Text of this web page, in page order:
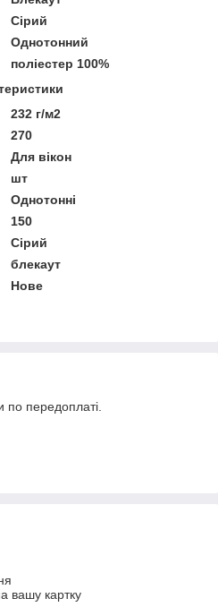
Сірий
Однотонний
поліестер 100%
232 г/м2
270
Для вікон
шт
Однотонні
150
Сірий
блекаут
Нове
по передоплаті.
вашу картку